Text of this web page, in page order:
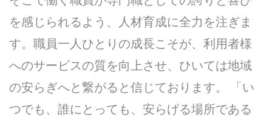
を感じられるよう、人材育成に全力を注ぎま
す。職員一人ひとりの成長こそが、利用者様
へのサービスの質を向上させ、ひいては地域
の安らぎへと繋がると信じております。 「い
つでも、誰にとっても、安らげる場所である